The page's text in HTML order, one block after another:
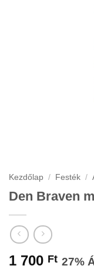
Kezdőlap / Festék /
Den Braven
1 700 Ft 27%